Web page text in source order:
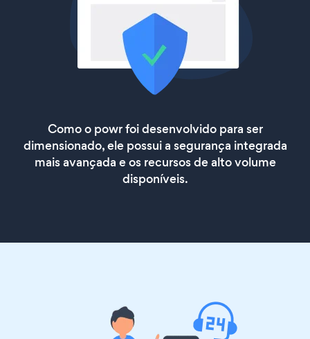
Como o powr foi desenvolvido para ser
dimensionado, ele possui a segurança integrada
mais avançada e os recursos de alto volume
disponíveis.